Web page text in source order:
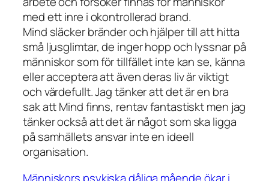
med ett inre i okontrollerad brand.
Mind släcker bränder och hjälper till att hitta
små ljusglimtar, de inger hopp och lyssnar på
människor som för tillfället inte kan se, känna
eller acceptera att även deras liv är viktigt
och värdefullt. Jag tänker att det är en bra
sak att Mind finns, rentav fantastiskt men jag
tänker också att det är något som ska ligga
på samhällets ansvar inte en ideell
organisation.
Människors psykiska dåliga mående ökar i